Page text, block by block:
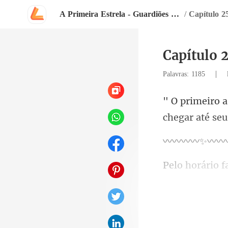
A Primeira Estrela - Guardiões do Mundo / Capítulo
Capítulo
Palavras: 1185 |